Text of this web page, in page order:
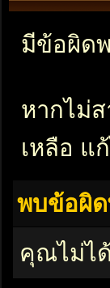
มีข้อผิด
หากไม่
เหลือ แ
พบข้อผิ
คุณไม่ไ